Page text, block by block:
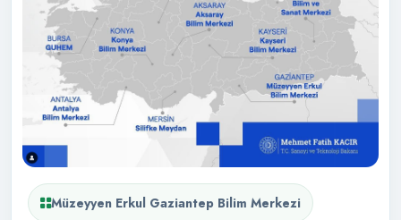
Müzeyyen Erkul Gaziantep Bilim Merkezi